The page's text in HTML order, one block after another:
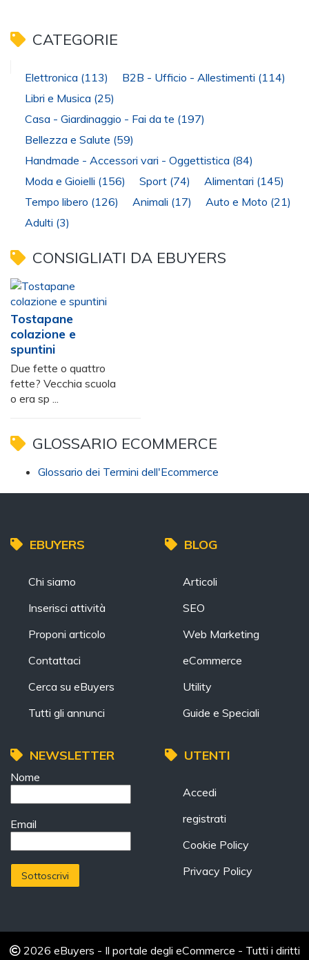
CATEGORIE
Elettronica (113) B2B - Ufficio - Allestimenti (114)
Libri e Musica (25)
Casa - Giardinaggio - Fai da te (197)
Bellezza e Salute (59)
Handmade - Accessori vari - Oggettistica (84)
Moda e Gioielli (156) Sport (74) Alimentari (145)
Tempo libero (126) Animali (17) Auto e Moto (21)
Adulti (3)
CONSIGLIATI DA EBUYERS
Tostapane
colazione e
spuntini
Due fette o quattro
fette? Vecchia scuola
o era sp ...
GLOSSARIO ECOMMERCE
Glossario dei Termini dell'Ecommerce
EBUYERS
Chi siamo
Inserisci attività
Proponi articolo
Contattaci
Cerca su eBuyers
Tutti gli annunci
BLOG
Articoli
SEO
Web Marketing
eCommerce
Utility
Guide e Speciali
NEWSLETTER
Nome
Email
UTENTI
Accedi
registrati
Cookie Policy
Privacy Policy
2026 eBuyers - Il portale degli eCommerce - Tutti i diritti